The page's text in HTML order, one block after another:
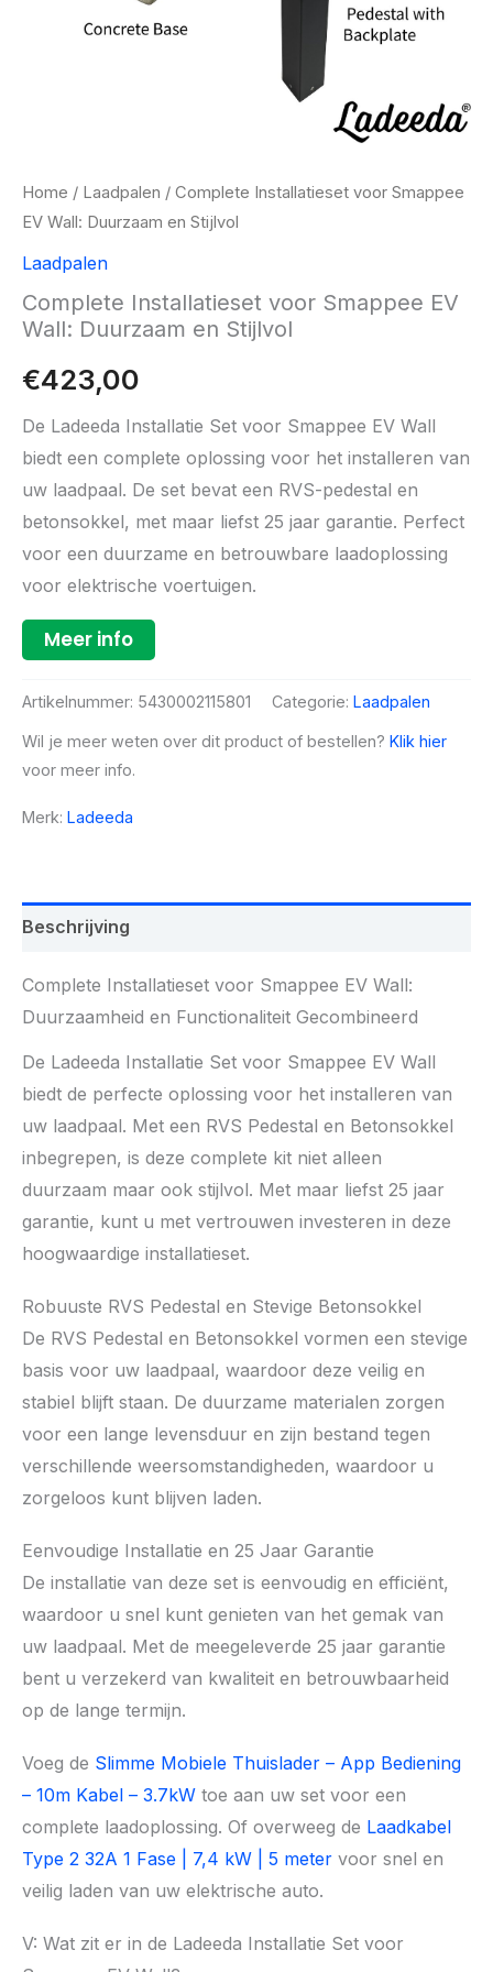
Home / Laadpalen / Complete Installatieset voor Smappee
EV Wall: Duurzaam en Stijlvol
Laadpalen
Complete Installatieset voor Smappee EV
Wall: Duurzaam en Stijlvol
€423,00
De Ladeeda Installatie Set voor Smappee EV Wall
biedt een complete oplossing voor het installeren van
uw laadpaal. De set bevat een RVS-pedestal en
betonsokkel, met maar liefst 25 jaar garantie. Perfect
voor een duurzame en betrouwbare laadoplossing
voor elektrische voertuigen.
Meer info
Artikelnummer: 5430002115801 Categorie: Laadpalen
Wil je meer weten over dit product of bestellen? Klik hier
voor meer info.
Merk: Ladeeda
Beschrijving
Complete Installatieset voor Smappee EV Wall:
Duurzaamheid en Functionaliteit Gecombineerd
De Ladeeda Installatie Set voor Smappee EV Wall
biedt de perfecte oplossing voor het installeren van
uw laadpaal. Met een RVS Pedestal en Betonsokkel
inbegrepen, is deze complete kit niet alleen
duurzaam maar ook stijlvol. Met maar liefst 25 jaar
garantie, kunt u met vertrouwen investeren in deze
hoogwaardige installatieset.
Robuuste RVS Pedestal en Stevige Betonsokkel
De RVS Pedestal en Betonsokkel vormen een stevige
basis voor uw laadpaal, waardoor deze veilig en
stabiel blijft staan. De duurzame materialen zorgen
voor een lange levensduur en zijn bestand tegen
verschillende weersomstandigheden, waardoor u
zorgeloos kunt blijven laden.
Eenvoudige Installatie en 25 Jaar Garantie
De installatie van deze set is eenvoudig en efficiënt,
waardoor u snel kunt genieten van het gemak van
uw laadpaal. Met de meegeleverde 25 jaar garantie
bent u verzekerd van kwaliteit en betrouwbaarheid
op de lange termijn.
Voeg de Slimme Mobiele Thuislader – App Bediening
– 10m Kabel – 3.7kW toe aan uw set voor een
complete laadoplossing. Of overweeg de Laadkabel
Type 2 32A 1 Fase | 7,4 kW | 5 meter voor snel en
veilig laden van uw elektrische auto.
V: Wat zit er in de Ladeeda Installatie Set voor